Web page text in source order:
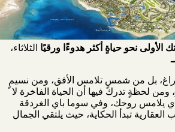
نحو حياةٍ أكثر هدوءًا ورقيًا الثلاثاء،
بل من شمسٍ تلامس الأفق، ومن نسيمٍ
ومن لحظةٍ تدرك فيها أن الحياة الفاخرة لا
يلامس روحك، وفي سوما باي الغردقة
تبدأ الحكاية، حيث يلتقي الجمال